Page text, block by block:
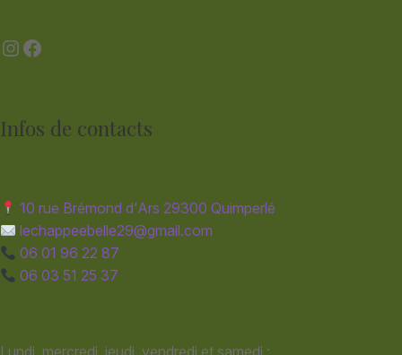
Instagram
Facebook
Infos de contacts
10 rue Brémond d'Ars 29300 Quimperlé
lechappeebelle29@gmail.com
06 01 96 22 87
06 03 51 25 37
Lundi, mercredi, jeudi, vendredi et samedi :